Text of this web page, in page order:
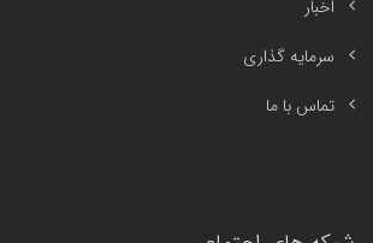
اخبار
سرمایه گذاری
تماس با ما